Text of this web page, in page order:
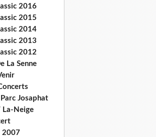
2016
2015
2014
2013
2012
La Senne
Josaphat
La-Neige
2007